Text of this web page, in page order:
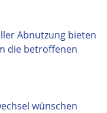
Abnutzung bieten
die betroffenen
wünschen